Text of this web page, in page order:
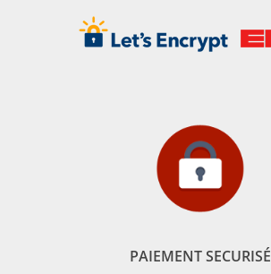
PAIEMENT SECURISÉ